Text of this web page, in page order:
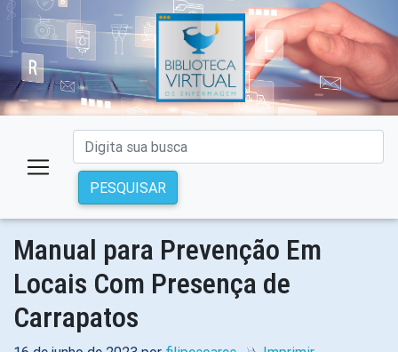
PESQUISAR
Manual para Prevenção Em
Locais Com Presença de
Carrapatos